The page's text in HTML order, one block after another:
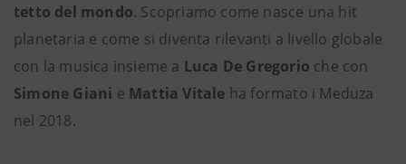
tetto del mondo. Scopriamo come nasce una hit
planetaria e come si diventa rilevanti a livello globale
con la musica insieme a Luca De Gregorio che con
Simone Giani e Mattia Vitale ha formato i Meduza
nel 2018.